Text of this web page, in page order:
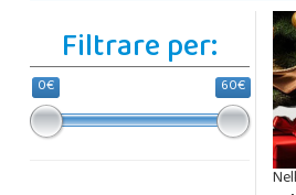
Filtrare per:
0€ 60€